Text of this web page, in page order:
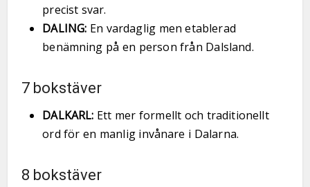
precist svar.
DALING: En vardaglig men etablerad
benämning på en person från Dalsland.
7 bokstäver
DALKARL: Ett mer formellt och traditionellt
ord för en manlig invånare i Dalarna.
8 bokstäver